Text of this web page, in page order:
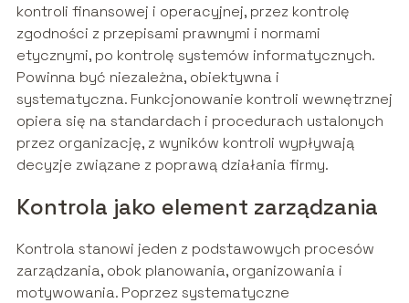
kontroli finansowej i operacyjnej, przez kontrolę
zgodności z przepisami prawnymi i normami
etycznymi, po kontrolę systemów informatycznych.
Powinna być niezależna, obiektywna i
systematyczna. Funkcjonowanie kontroli wewnętrznej
opiera się na standardach i procedurach ustalonych
przez organizację, z wyników kontroli wypływają
decyzje związane z poprawą działania firmy.
Kontrola jako element zarządzania
Kontrola stanowi jeden z podstawowych procesów
zarządzania, obok planowania, organizowania i
motywowania. Poprzez systematyczne